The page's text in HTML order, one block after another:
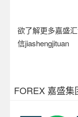
欲了解更多嘉盛
信jiashengjituan
FOREX 嘉盛集